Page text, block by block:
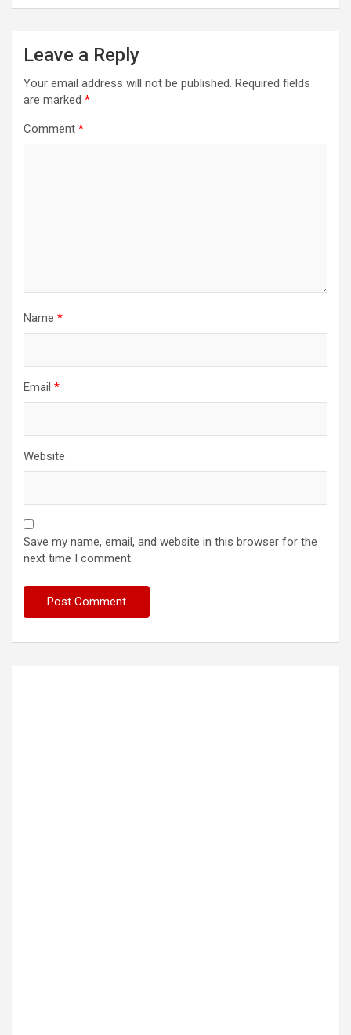
Leave a Reply
Your email address will not be published. Required fields
are marked *
Comment *
Name *
Email *
Website
Save my name, email, and website in this browser for the
next time I comment.